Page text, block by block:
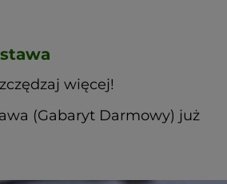
więcej!
(Gabaryt Darmowy) już